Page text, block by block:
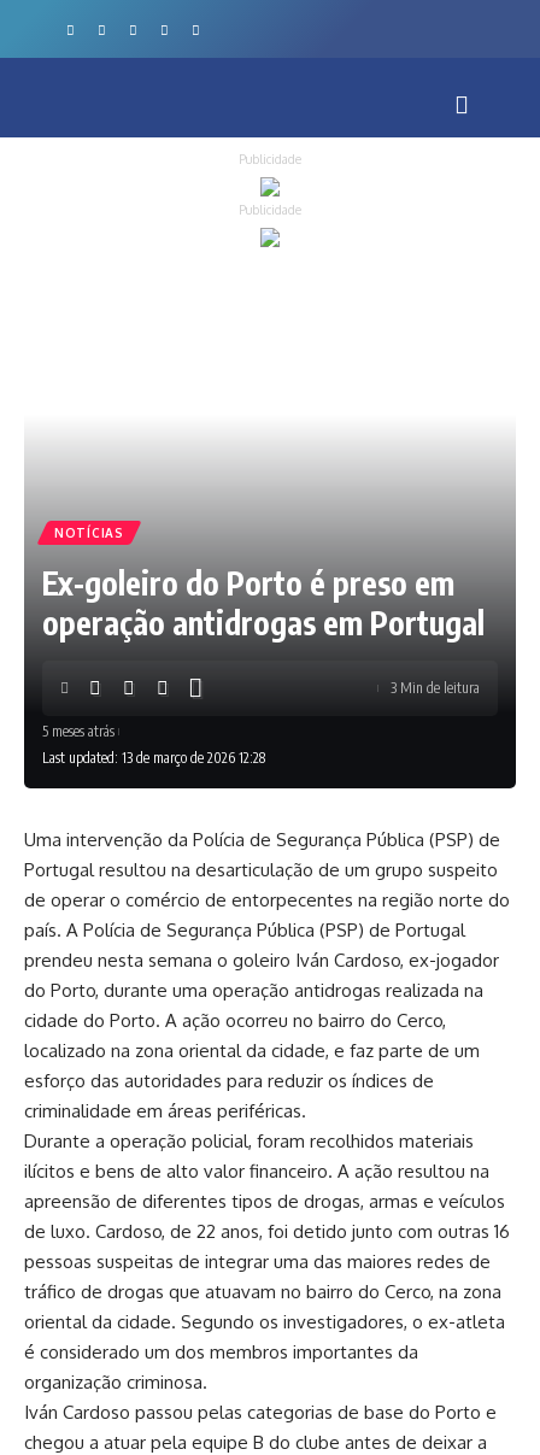
Publicidade
Publicidade
NOTÍCIAS
Ex-goleiro do Porto é preso em
operação antidrogas em Portugal
Last updated: 13 de março de 2026 12:28
5 meses atrás
3 Min de leitura
Uma intervenção da Polícia de Segurança Pública (PSP) de
Portugal resultou na desarticulação de um grupo suspeito
de operar o comércio de entorpecentes na região norte do
país. A Polícia de Segurança Pública (PSP) de Portugal
prendeu nesta semana o goleiro Iván Cardoso, ex-jogador
do Porto, durante uma operação antidrogas realizada na
cidade do Porto. A ação ocorreu no bairro do Cerco,
localizado na zona oriental da cidade, e faz parte de um
esforço das autoridades para reduzir os índices de
criminalidade em áreas periféricas.
Durante a operação policial, foram recolhidos materiais
ilícitos e bens de alto valor financeiro. A ação resultou na
apreensão de diferentes tipos de drogas, armas e veículos
de luxo. Cardoso, de 22 anos, foi detido junto com outras 16
pessoas suspeitas de integrar uma das maiores redes de
tráfico de drogas que atuavam no bairro do Cerco, na zona
oriental da cidade. Segundo os investigadores, o ex-atleta
é considerado um dos membros importantes da
organização criminosa.
Iván Cardoso passou pelas categorias de base do Porto e
chegou a atuar pela equipe B do clube antes de deixar a